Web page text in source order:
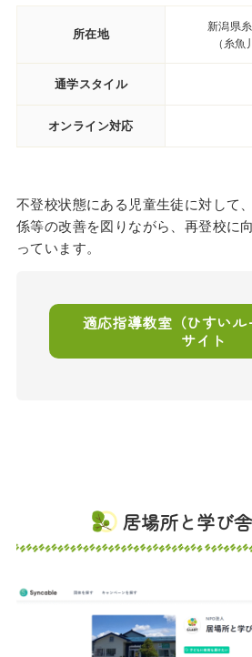
所在地
新潟県
（糸
通学スタイル
オンライン対応
不登校状態にある児童生徒に対して
係等の改善を図りながら、再登校に
っています。
適応指導教室（ひすいル
サイト
居場所と学び